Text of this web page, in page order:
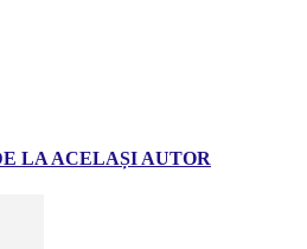
LA ACELAȘI AUTOR